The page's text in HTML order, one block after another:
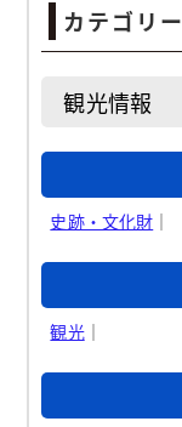
カテゴリー
観光情報
史跡・文化財 ｜
観光｜